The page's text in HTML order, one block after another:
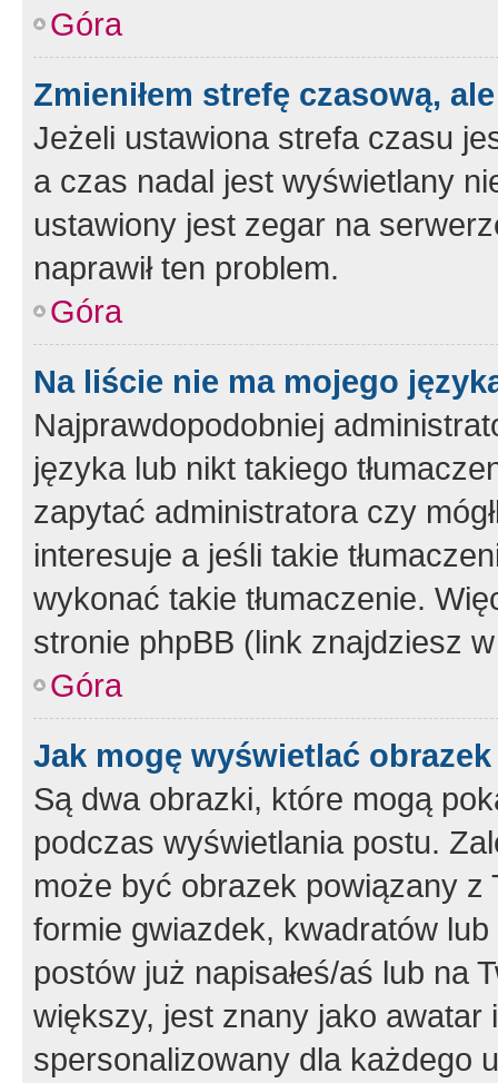
Góra
Zmieniłem strefę czasową,
Jeżeli ustawiona strefa czasu
a czas nadal jest wyświetlany
ustawiony jest zegar na
naprawił ten problem.
Góra
Na liście nie ma mojego
Najprawdopodobniej
języka lub nikt takiego
zapytać administratora czy
interesuje a jeśli takie
wykonać takie tłumaczenie.
stronie phpBB (link znajdziesz
Góra
Jak mogę wyświetlać
Są dwa obrazki, które mogą
podczas wyświetlania postu.
może być obrazek powiązany z
formie gwiazdek, kwadratów
postów już napisałeś/aś lub na
większy, jest znany jako
spersonalizowany dla każdego